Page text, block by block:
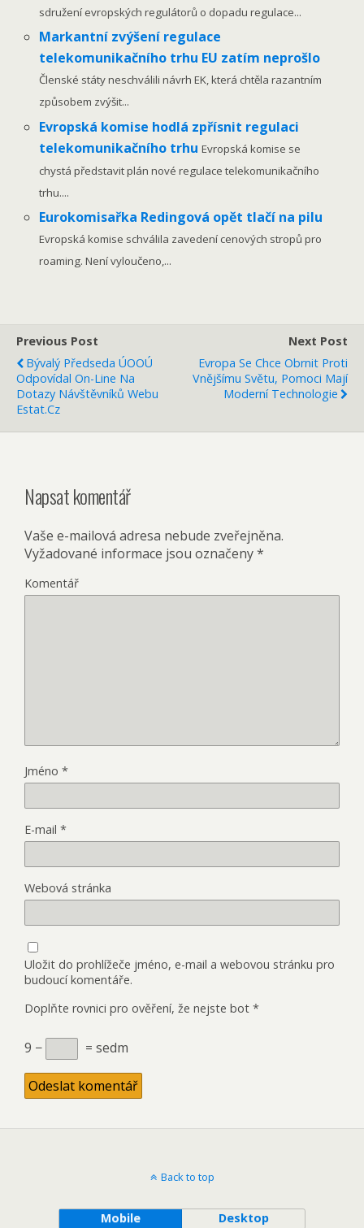
sdružení evropských regulátorů o dopadu regulace...
Markantní zvýšení regulace
telekomunikačního trhu EU zatím neprošlo
Členské státy neschválili návrh EK, která chtěla razantním
způsobem zvýšit...
Evropská komise hodlá zpřísnit regulaci
telekomunikačního trhuEvropská komise se
chystá představit plán nové regulace telekomunikačního
trhu....
Eurokomisařka Redingová opět tlačí na pilu
Evropská komise schválila zavedení cenových stropů pro
roaming. Není vyloučeno,...
Previous Post
Bývalý Předseda ÚOOÚ
Odpovídal On-Line Na
Dotazy Návštěvníků Webu
Estat.cz
Next Post
Evropa Se Chce Obrnit Proti
Vnějšímu Světu, Pomoci Mají
Moderní Technologie
Napsat komentář
Vaše e-mailová adresa nebude zveřejněna.
Vyžadované informace jsou označeny*
Komentář
Jméno *
E-mail *
Webová stránka
Uložit do prohlížeče jméno, e-mail a webovou stránku pro
budoucí komentáře.
Doplňte rovnici pro ověření, že nejste bot *
9 − = sedm
Back to top
Mobile Desktop